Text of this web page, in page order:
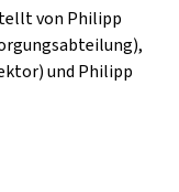
von Philipp
und Philipp